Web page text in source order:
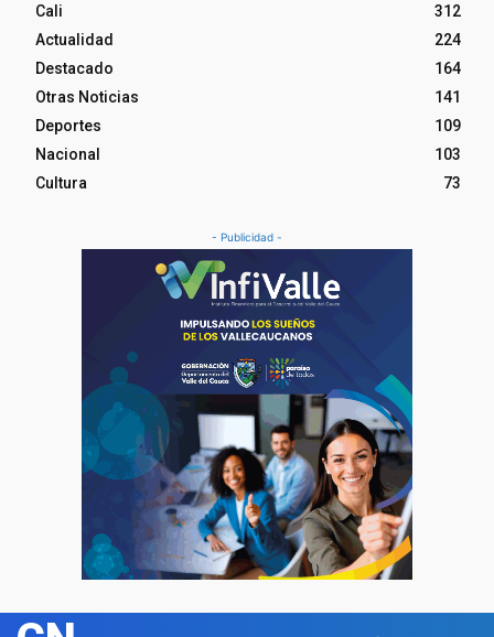
Cali
312
Actualidad
224
Destacado
164
Otras Noticias
141
Deportes
109
Nacional
103
Cultura
73
- Publicidad -